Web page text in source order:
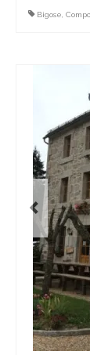
Bigose